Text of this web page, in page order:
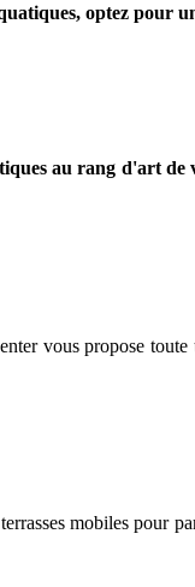
optez pour
au rang d'art
vous propose
mobiles pour